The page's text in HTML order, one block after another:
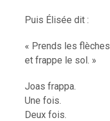
Puis Élisée dit :
« Prends les flèches
et frappe le sol. »
Joas frappa.
Une fois.
Deux fois.